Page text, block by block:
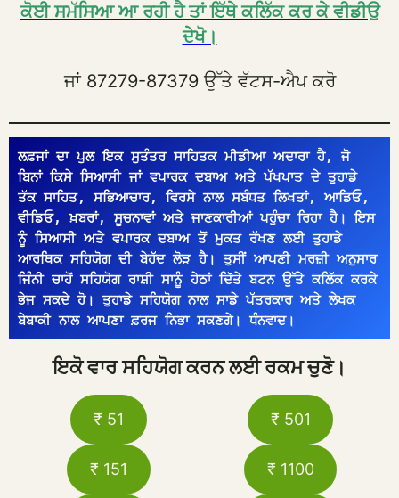
ਕੋਈ ਸਮੱਸਿਆ ਆ ਰਹੀ ਹੈ ਤਾਂ ਇੱਥੇ ਕਲਿੱਕ ਕਰ ਕੇ ਵੀਡੀਉ
ਦੇਖੋ।
ਜਾਂ 87279-87379 ਉੱਤੇ ਵੱਟਸ-ਐਪ ਕਰੋ
ਲਫ਼ਜਾਂ ਦਾ ਪੁਲ ਇਕ ਸੁਤੰਤਰ ਸਾਹਿਤਕ ਮੀਡੀਆ ਅਦਾਰਾ ਹੈ, ਜੋ
ਬਿਨਾਂ ਕਿਸੇ ਸਿਆਸੀ ਜਾਂ ਵਪਾਰਕ ਦਬਾਅ ਅਤੇ ਪੱਖਪਾਤ ਦੇ ਤੁਹਾਡੇ
ਤੱਕ ਸਾਹਿਤ, ਸਭਿਆਚਾਰ, ਵਿਰਸੇ ਨਾਲ ਸਬੰਧਤ ਲਿਖਤਾਂ, ਆਡਿਓ,
ਵੀਡਿਓ, ਖ਼ਬਰਾਂ, ਸੂਚਨਾਵਾਂ ਅਤੇ ਜਾਣਕਾਰੀਆਂ ਪਹੁੰਚਾ ਰਿਹਾ ਹੈ। ਇਸ
ਨੂੰ ਸਿਆਸੀ ਅਤੇ ਵਪਾਰਕ ਦਬਾਅ ਤੋਂ ਮੁਕਤ ਰੱਖਣ ਲਈ ਤੁਹਾਡੇ
ਆਰਥਿਕ ਸਹਿਯੋਗ ਦੀ ਬੇਹੱਦ ਲੋੜ ਹੈ। ਤੁਸੀਂ ਆਪਣੀ ਮਰਜ਼ੀ ਅਨੁਸਾਰ
ਜਿੰਨੀ ਚਾਹੋਂ ਸਹਿਯੋਗ ਰਾਸ਼ੀ ਸਾਨੂੰ ਹੇਠਾਂ ਦਿੱਤੇ ਬਟਨ ਉੱਤੇ ਕਲਿੱਕ ਕਰਕੇ
ਭੇਜ ਸਕਦੇ ਹੋ। ਤੁਹਾਡੇ ਸਹਿਯੋਗ ਨਾਲ ਸਾਡੇ ਪੱਤਰਕਾਰ ਅਤੇ ਲੇਖਕ
ਬੇਬਾਕੀ ਨਾਲ ਆਪਣਾ ਫ਼ਰਜ ਨਿਭਾ ਸਕਣਗੇ। ਧੰਨਵਾਦ।
ਇਕੋ ਵਾਰ ਸਹਿਯੋਗ ਕਰਨ ਲਈ ਰਕਮ ਚੁਣੋ।
₹ 51
₹ 151
₹ 501
₹ 1100